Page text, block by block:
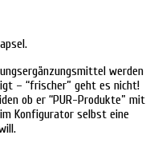
werden
– “frischer” geht es nicht!
ob er “PUR-Produkte” mit
Konfigurator selbst eine